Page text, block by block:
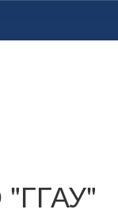
"ГГАУ"